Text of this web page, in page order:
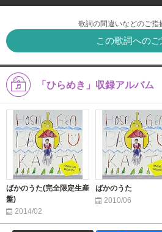
歌詞の間違いなどのご指
この歌詞へのご
「ひらめき」収録アルバム
ばかのうた(完全限定生産
盤)
2014/02
ばかのうた
2010/06